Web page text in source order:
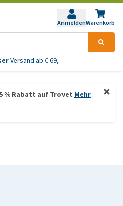
AnmeldenWarenkorb
Versand ab € 69,-
% Rabatt auf Trovet Mehr